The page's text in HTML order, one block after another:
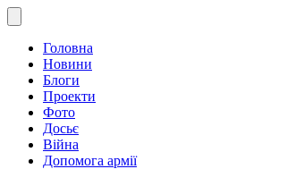
Головна
Новини
Блоги
Проекти
Фото
Досьє
Війна
Допомога армії